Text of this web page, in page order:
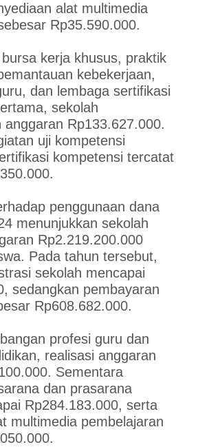
alat multimedia
Rp35.590.000.
kerja khusus, praktik
kebekerjaan,
dan lembaga sertifikasi
sekolah
anggaran Rp133.627.000.
uji kompetensi
kompetensi tercatat
penggunaan dana
menunjukkan sekolah
Rp2.219.200.000
Pada tahun tersebut,
sekolah mencapai
sedangkan pembayaran
Rp608.682.000.
profesi guru dan
realisasi anggaran
Sementara
dan prasarana
Rp284.183.000, serta
multimedia pembelajaran